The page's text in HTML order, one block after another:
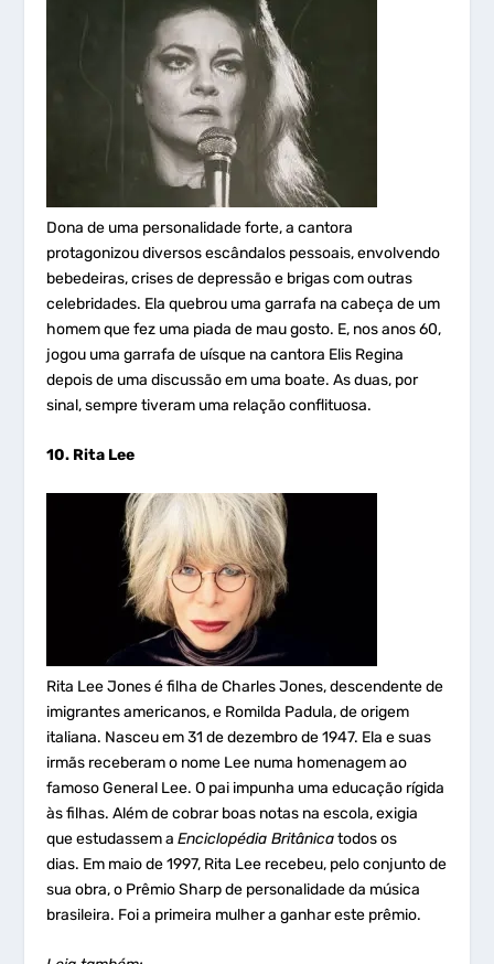
Dona de uma personalidade forte, a cantora
protagonizou diversos escândalos pessoais, envolvendo
bebedeiras, crises de depressão e brigas com outras
celebridades. Ela quebrou uma garrafa na cabeça de um
homem que fez uma piada de mau gosto. E, nos anos 60,
jogou uma garrafa de uísque na cantora Elis Regina
depois de uma discussão em uma boate. As duas, por
sinal, sempre tiveram uma relação conflituosa.
10. Rita Lee
Rita Lee Jones é filha de Charles Jones, descendente de
imigrantes americanos, e Romilda Padula, de origem
italiana. Nasceu em 31 de dezembro de 1947. Ela e suas
irmãs receberam o nome Lee numa homenagem ao
famoso General Lee. O pai impunha uma educação rígida
às filhas. Além de cobrar boas notas na escola, exigia
que estudassem aEnciclopédia Britânicatodos os
dias. Em maio de 1997, Rita Lee recebeu, pelo conjunto de
sua obra, o Prêmio Sharp de personalidade da música
brasileira. Foi a primeira mulher a ganhar este prêmio.